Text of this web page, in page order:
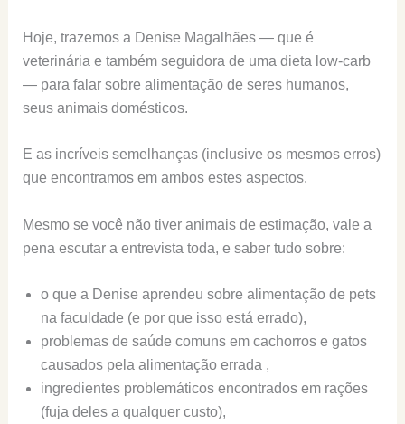
Hoje, trazemos a Denise Magalhães — que é
veterinária e também seguidora de uma dieta low-carb
— para falar sobre alimentação de seres humanos,
seus animais domésticos.
E as incríveis semelhanças (inclusive os mesmos erros)
que encontramos em ambos estes aspectos.
Mesmo se você não tiver animais de estimação, vale a
pena escutar a entrevista toda, e saber tudo sobre:
o que a Denise aprendeu sobre alimentação de pets
na faculdade (e por que isso está errado),
problemas de saúde comuns em cachorros e gatos
causados pela alimentação errada ,
ingredientes problemáticos encontrados em rações
(fuja deles a qualquer custo),